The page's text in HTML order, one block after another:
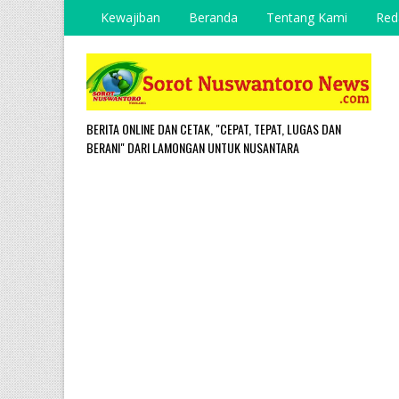
Kewajiban Beranda Tentang Kami
BERITA ONLINE DAN CETAK, "CEPAT, TEPAT, LUGAS DAN
BERANI" DARI LAMONGAN UNTUK NUSANTARA